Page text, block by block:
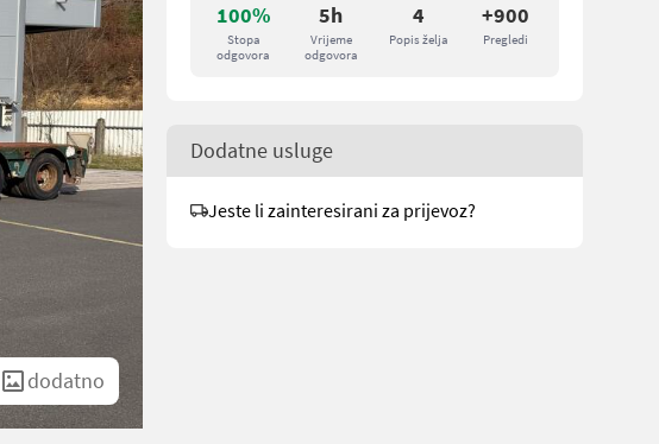
dodatno
100%
Stopa
odgovora
5h
Vrijeme
odgovora
4
Popis želja
+900
Pregledi
Dodatne usluge
Jeste li zainteresirani za prijevoz?